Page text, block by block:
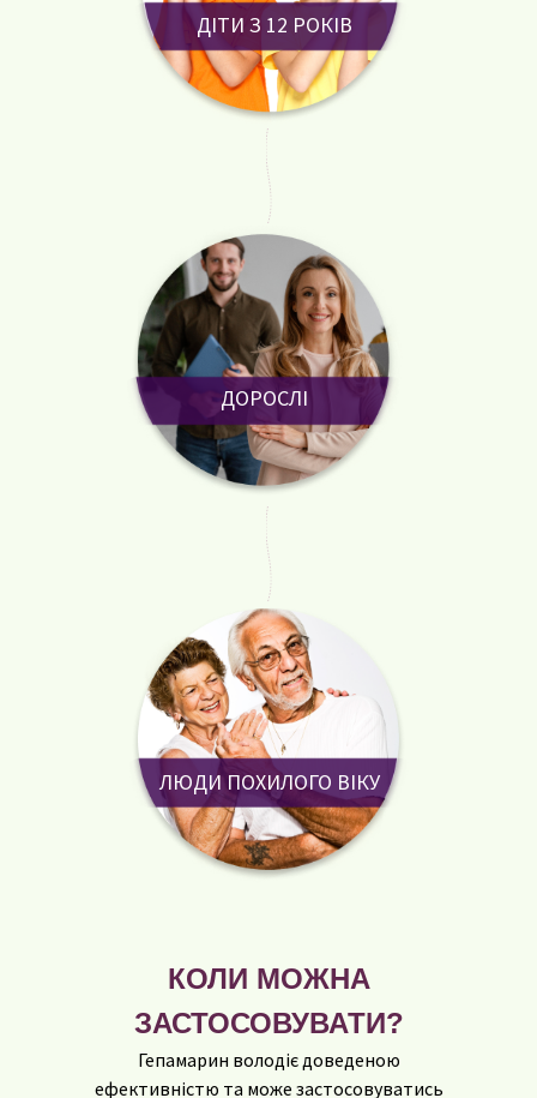
ДІТИ З 12 РОКІВ
ДОРОСЛІ
ЛЮДИ ПОХИЛОГО ВІКУ
КОЛИ МОЖНА
ЗАСТОСОВУВАТИ?
Гепамарин володіє доведеною
ефективністю та може застосовуватись